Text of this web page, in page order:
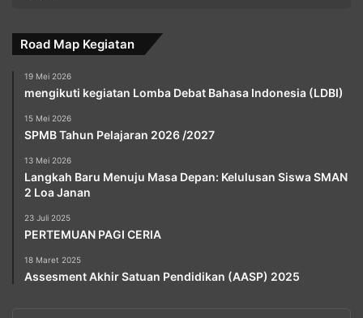
Road Map Kegiatan
19 Mei 2026
mengikuti kegiatan Lomba Debat Bahasa Indonesia (LDBI)
15 Mei 2026
SPMB Tahun Pelajaran 2026 /2027
13 Mei 2026
Langkah Baru Menuju Masa Depan: Kelulusan Siswa SMAN
2 Loa Janan
23 Juli 2025
PERTEMUAN PAGI CERIA
18 Maret 2025
Assesment Akhir Satuan Pendidikan (AASP) 2025